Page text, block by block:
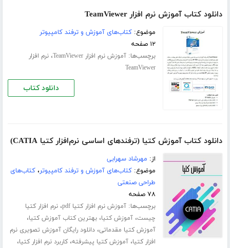
دانلود کتاب آموزش نرم افزار TeamViewer
موضوع:کتاب‌های آموزش و ترفند کامپیوتر
۱۲ صفحه
برچسب‌ها:آموزش نرم افزار TeamViewer ،نرم افزار
TeamViewer
دانلود کتاب
دانلود کتاب آموزش کتیا (ترفندهای اساسی نرم‌افزار کتیا CATIA)
از: مهرشاد سهرابی
موضوع:کتاب‌های آموزش و ترفند کامپیوتر،کتاب‌های
طراحی صنعتی
۷۸ صفحه
برچسب‌ها:آموزش نرم افزار کتیا pdf ،نرم افزار کتیا
چیست،آموزش کتیا،بهترین کتاب آموزش کتیا،
آموزش کتیا مقدماتی،دانلود رایگان آموزش تصویری نرم
افزار کتیا،آموزش کتیا پیشرفته،کاربرد نرم افزار کتیا،